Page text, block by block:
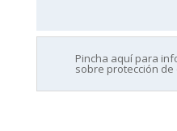
Pincha aquí para
sobre protección de